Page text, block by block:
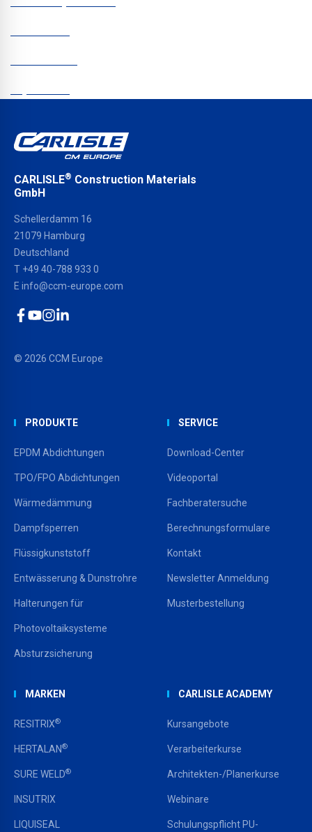
CARLISLE® Construction Materials
GmbH
Schellerdamm 16
21079 Hamburg
Deutschland
T +49 40-788 933 0
E info@ccm-europe.com
© 2026 CCM Europe
PRODUKTE
EPDM Abdichtungen
TPO/FPO Abdichtungen
Wärmedämmung
Dampfsperren
Flüssigkunststoff
Entwässerung & Dunstrohre
Halterungen für
Photovoltaiksysteme
Absturzsicherung
SERVICE
Download-Center
Videoportal
Fachberatersuche
Berechnungsformulare
Kontakt
Newsletter Anmeldung
Musterbestellung
MARKEN
RESITRIX®
HERTALAN®
SURE WELD®
INSUTRIX
LIQUISEAL
CARLISLE ACADEMY
Kursangebote
Verarbeiterkurse
Architekten-/Planerkurse
Webinare
Schulungspflicht PU-